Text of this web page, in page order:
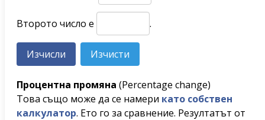
Второто число е .
Процентна промяна (Percentage change)
Това също може да се намери като собствен
калкулатор. Ето го за сравнение. Резултатът от